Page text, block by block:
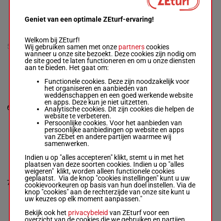
5
Octavio Federico
Arias-Angel
Marcelo Lopez
H/2 -55 kg
H/255 kg
6
LONELY BOY
Rodrigo Daniel
-
Gustavo Ernesto
H/3 -55
H/355 kg 6
7
UN INFIERNO
Francisco
Leandro
Fernandes
Goncalves-
Carlos Arnaldo
Box: 7 - H/4 -55
H/455 kg 7
Geniet van een optimale ZEturf-ervaring!
Welkom bij ZEturf!
Wij gebruiken samen met onze partnerscookies
wanneer u onze site bezoekt. Deze cookies zijn nodig om
de site goed te laten functioneren en om u onze diensten
aan te bieden. Het gaat om:
Functionele cookies. Deze zijn noodzakelijk voor
het organiseren en aanbieden van
weddenschappen en een goed werkende website
en apps. Deze kun je niet uitzetten.
Analytische cookies. Dit zijn cookies die helpen de
website te verbeteren.
Persoonlijke cookies. Voor het aanbieden van
persoonlijke aanbiedingen op website en apps
van ZEbet en andere partijen waarmee wij
samenwerken.
Indien u op "alles accepteren" klikt, stemt u in met het
plaatsen van deze soorten cookies. Indien u op "alles
weigeren" klikt, worden alleen functionele cookies
geplaatst. Via de knop "cookies instellingen" kunt u uw
cookievoorkeuren op basis van hun doel instellen. Via de
knop "cookies" aan de rechterzijde van onze site kunt u
uw keuzes op elk moment aanpassen."
Bekijk ook het privacybeleid van ZEturf voor een
overzicht van de cookies die we gebruiken en partijen